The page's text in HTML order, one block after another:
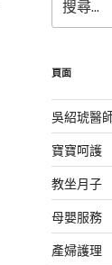
尋
關
字:
頁面
吳紹琥醫
寶寶呵護
教坐月子
母嬰服務
產婦護理